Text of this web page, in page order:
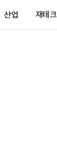
산업 재테크